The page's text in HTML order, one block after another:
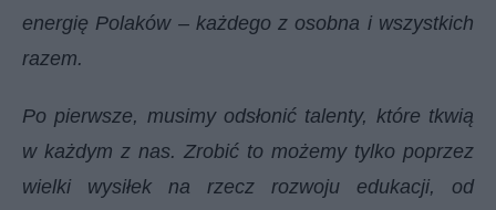
energię Polaków – każdego z osobna i wszystkich
razem.
Po pierwsze, musimy odsłonić talenty, które tkwią
w każdym z nas. Zrobić to możemy tylko poprzez
wielki wysiłek na rzecz rozwoju edukacji, od